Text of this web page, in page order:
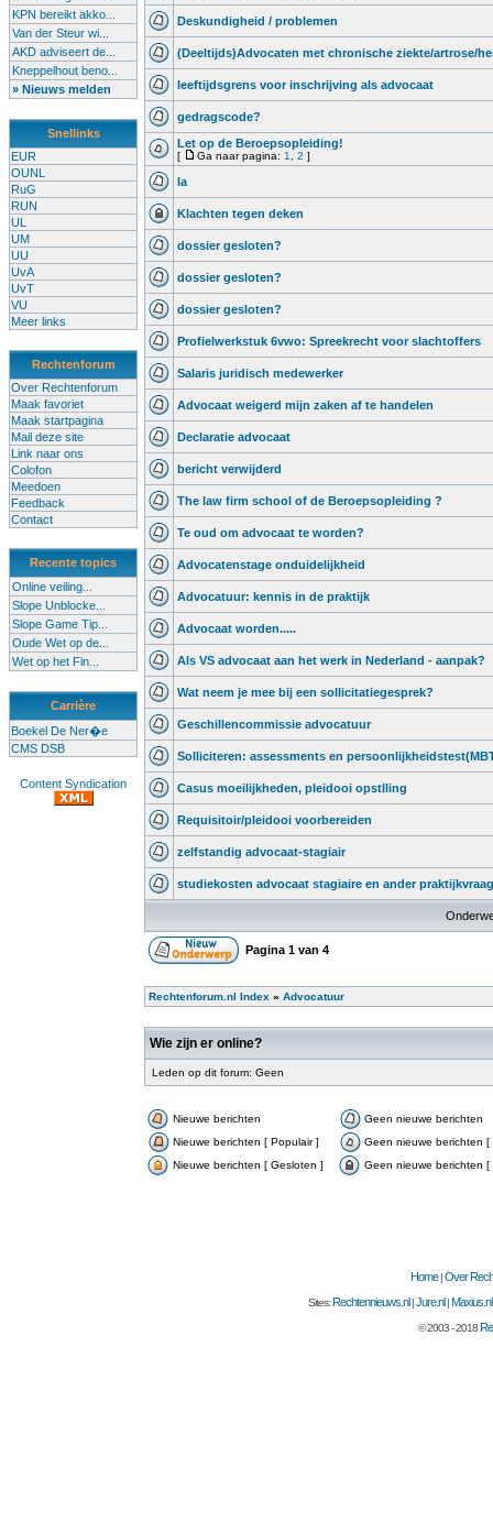
KPN bereikt akko...
Van der Steur wi...
AKD adviseert de...
Kneppelhout beno...
» Nieuws melden
Snellinks
EUR
OUNL
RuG
RUN
UL
UM
UU
UvA
UvT
VU
Meer links
Rechtenforum
Over Rechtenforum
Maak favoriet
Maak startpagina
Mail deze site
Link naar ons
Colofon
Meedoen
Feedback
Contact
Recente topics
Online veiling...
Slope Unblocke...
Slope Game Tip...
Oude Wet op de...
Wet op het Fin...
Carrière
Boekel De Ner�e
CMS DSB
Content Syndication
Deskundigheid / problemen
(Deeltijds)Advocaten met chronische ziekte/artrose/
leeftijdsgrens voor inschrijving als advocaat
gedragscode?
Let op de Beroepsopleiding!
[ Ga naar pagina: 1 2 ]
la
Klachten tegen deken
dossier gesloten?
dossier gesloten?
dossier gesloten?
Profielwerkstuk 6vwo: Spreekrecht voor slachtoffers
Salaris juridisch medewerker
Advocaat weigerd mijn zaken af te handelen
Declaratie advocaat
bericht verwijderd
The law firm school of de Beroepsopleiding ?
Te oud om advocaat te worden?
Advocatenstage onduidelijkheid
Advocatuur: kennis in de praktijk
Advocaat worden.....
Als VS advocaat aan het werk in Nederland - aanpak?
Wat neem je mee bij een sollicitatiegesprek?
Geschillencommissie advocatuur
Solliciteren: assessments en
Casus moeilijkheden, pleidooi opstlling
Requisitoir/pleidooi voorbereiden
zelfstandig advocaat-stagiair
studiekosten advocaat stagiaire en ander
Pagina 1 van 4
Rechtenforum.nl Index » Advocatuur
Wie zijn er online?
Leden op dit forum: Geen
Nieuwe berichten
Geen nieuwe berichten
Nieuwe berichten [ Populair ]
Geen nieuwe berichten [
Nieuwe berichten [ Gesloten ]
Geen nieuwe berichten [
Home|Over
Sites:Rechtennieuws.nl |Jure.nl |Maxius.nl
© 2003 - 2018